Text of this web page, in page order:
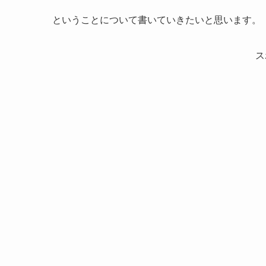
ということについて書いていきたいと思います。